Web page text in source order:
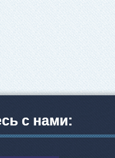
с нами: